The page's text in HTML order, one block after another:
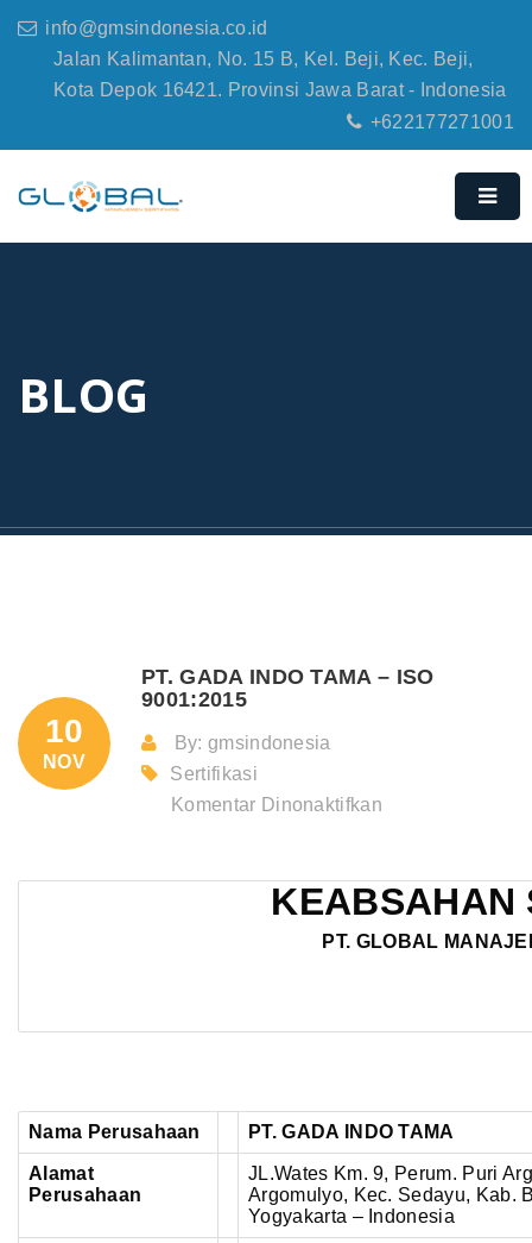
info@gmsindonesia.co.id
Jalan Kalimantan, No. 15 B, Kel. Beji, Kec. Beji,
Kota Depok 16421. Provinsi Jawa Barat - Indonesia
+622177271001
BLOG
10
NOV
PT. GADA INDO TAMA – ISO
9001:2015
By: gmsindonesia
Sertifikasi
Komentar Dinonaktifkan
INDO
KEABSAHAN
PT. GLOBAL
Nama Perusahaan PT. GADA INDO TAMA
Alamat
Perusahaan
JL.Wates Km. 9, Perum. Puri
Argomulyo, Kec. Sedayu, Kab.
Yogyakarta – Indonesia